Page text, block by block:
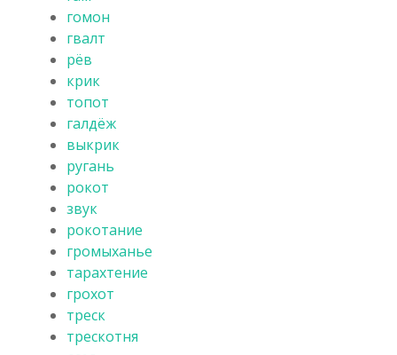
гомон
гвалт
рёв
крик
топот
галдёж
выкрик
ругань
рокот
звук
рокотание
громыханье
тарахтение
грохот
треск
трескотня